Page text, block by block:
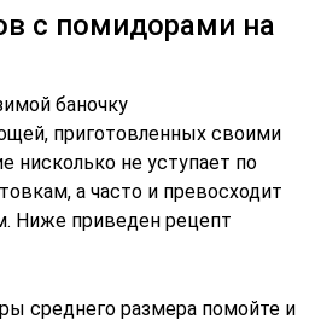
с помидорами на
баночку
приготовленных своими
нисколько не уступает по
а часто и превосходит
Ниже приведен рецепт
среднего размера помойте и